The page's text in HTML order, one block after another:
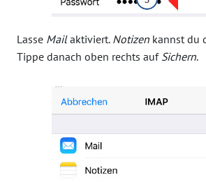
Lasse Mailaktiviert. Notizen kannst du
Tippe danach oben rechts auf Sichern.